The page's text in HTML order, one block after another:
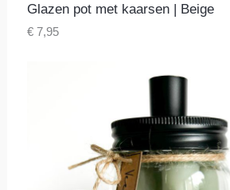
Glazen pot met kaarsen | Beige
€ 7,95